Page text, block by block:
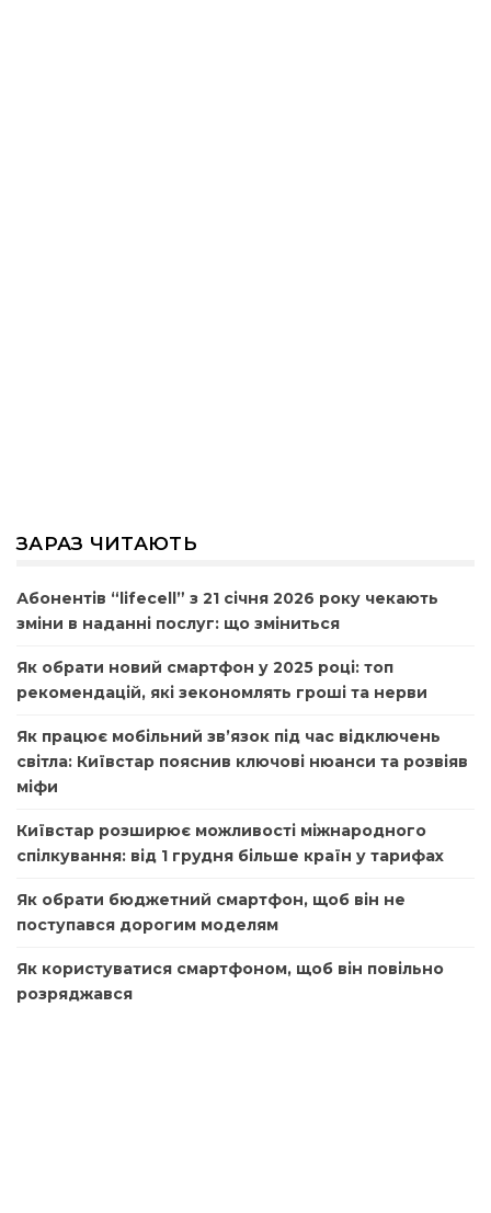
ЗАРАЗ ЧИТАЮТЬ
Абонентів “lifecell” з 21 січня 2026 року чекають
зміни в наданні послуг: що зміниться
Як обрати новий смартфон у 2025 році: топ
рекомендацій, які зекономлять гроші та нерви
Як працює мобільний зв’язок під час відключень
світла: Київстар пояснив ключові нюанси та розвіяв
міфи
Київстар розширює можливості міжнародного
спілкування: від 1 грудня більше країн у тарифах
Як обрати бюджетний смартфон, щоб він не
поступався дорогим моделям
Як користуватися смартфоном, щоб він повільно
розряджався